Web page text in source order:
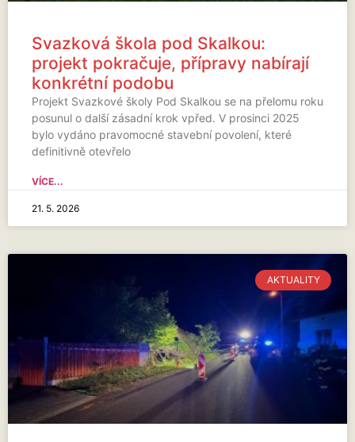
Svazková škola pod Skalkou:
projekt pokračuje, přípravy nabírají
konkrétní podobu
Projekt Svazkové školy Pod Skalkou se na přelomu roku
posunul o další zásadní krok vpřed. V prosinci 2025
bylo vydáno pravomocné stavební povolení, které
definitivně otevřelo
VÍCE...
21. 5. 2026
AKTUALITY